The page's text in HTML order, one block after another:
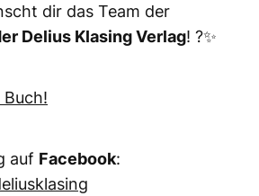
dir das Team der
Delius Klasing Verlag! ?✨
Buch!
auf Facebook: